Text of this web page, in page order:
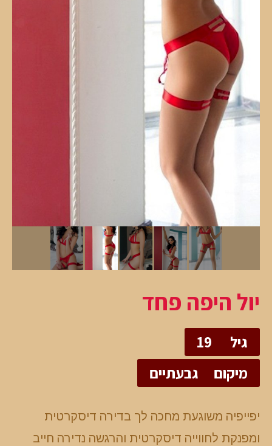
יול היפה פחד
גיל
19
מיקום
גבעתיים
יפייפיה משוגעת מחכה לך בדירה דיסקרטית
ומפנקת לחווייה דיסקרטית והרגשה נדירה חייב